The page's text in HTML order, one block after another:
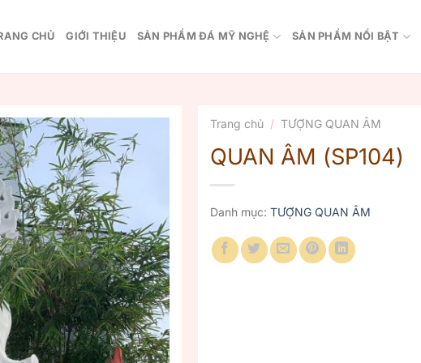
CHỦ GIỚI THIỆU SẢN PHẨM ĐÁ MỸ NGHỆ SẢN PHẨM NỔI BẬT
Trang chủ / TƯỢNG QUAN ÂM
QUAN ÂM (SP104)
Danh mục: TƯỢNG QUAN ÂM